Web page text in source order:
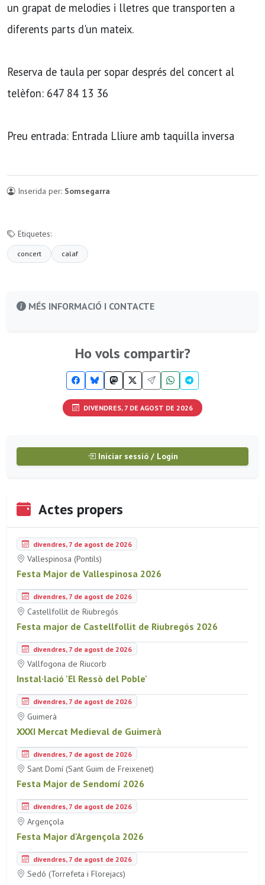
un grapat de melodies i lletres que transporten a
diferents parts d'un mateix.
Reserva de taula per sopar després del concert al
telèfon: 647 84 13 36
Preu entrada: Entrada Lliure amb taquilla inversa
Inserida per: Somsegarra
Etiquetes:
concert calaf
MÉS INFORMACIÓ I CONTACTE
Ho vols compartir?
DIVENDRES, 7 DE AGOST DE 2026
Iniciar sessió / Login
Actes propers
divendres, 7 de agost de 2026
Vallespinosa (Pontils)
Festa Major de Vallespinosa 2026
divendres, 7 de agost de 2026
Castellfollit de Riubregós
Festa major de Castellfollit de Riubregós 2026
divendres, 7 de agost de 2026
Vallfogona de Riucorb
Instal·lació 'El Ressò del Poble'
divendres, 7 de agost de 2026
Guimerà
XXXI Mercat Medieval de Guimerà
divendres, 7 de agost de 2026
Sant Domí (Sant Guim de Freixenet)
Festa Major de Sendomí 2026
divendres, 7 de agost de 2026
Argençola
Festa Major d'Argençola 2026
divendres, 7 de agost de 2026
Sedó (Torrefeta i Florejacs)